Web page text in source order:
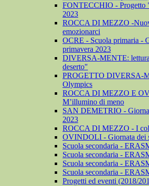
FONTECCHIO - Progetto
2023
ROCCA DI MEZZO -
emozionarci
OCRE - Scuola primaria -
primavera 2023
DIVERSA-MENTE:
deserto"
PROGETTO DIVERSA-
Olympics
ROCCA DI MEZZO E
M’illumino di meno
SAN DEMETRIO -
2023
ROCCA DI MEZZO - I
OVINDOLI - Giornata dei
Scuola secondaria -
Scuola secondaria -
Scuola secondaria -
Scuola secondaria -
Progetti ed eventi (2018/